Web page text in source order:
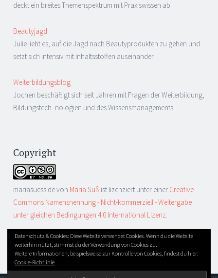
deckt ein breites Themenspektrum mit Praxiswissen ab.
Beautyjagd
Julie liebt es, auf die Jagd nach Beautyprodukten zu gehen und
setzt sich intensiv mit Inhaltsstoffen auseinander.
Weiterbildungsblog
Jochen beschäftigt sich seit Jahren mit Fragen der Weiterbildung,
Bildungstech- nologien und des Wissensmanagements.
Copyright
mariasuess.devon Maria Süß ist lizenziert unter einer Creative
Commons Namensnennung - Nicht-kommerziell - Weitergabe
unter gleichen Bedingungen 4.0 International Lizenz.
IMPRESSUM
Datenschutz & Cookies: Diese Website verwendet Cookies. Wenn du die Website
weiterhin nutzt, stimmst du der Verwendung von Cookies zu.
Weitere Informationen, beispielsweise zur Kontrolle von Cookies, findest du hier:
Cookie-Richtlinie